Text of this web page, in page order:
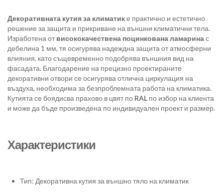
Декоративната кутия за климатике практично и естетично
решение за защита и прикриване на външни климатични тела.
Изработена отвисококачествена поцинкована ламаринас
дебелина 1 мм, тя осигурява надеждна защита от атмосферни
влияния, като същевременно подобрява външния вид на
фасадата. Благодарение на прецизно проектираните
декоративни отвори се осигурява отлична циркулация на
въздуха, необходима за безпроблемната работа на климатика.
Кутията се боядисва прахово в цвят по RAL по избор на клиента
и може да бъде произведена по индивидуален проект и размер.
Характеристики
Тип: Декоративна кутия за външно тяло на климатик